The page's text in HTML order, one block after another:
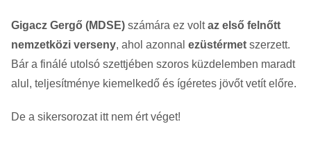
Gigacz Gergő (MDSE) számára ez voltaz első felnőtt
nemzetközi verseny, ahol azonnal ezüstérmet szerzett.
Bár a finálé utolsó szettjében szoros küzdelemben maradt
alul, teljesítménye kiemelkedő és ígéretes jövőt vetít előre.
De a sikersorozat itt nem ért véget!